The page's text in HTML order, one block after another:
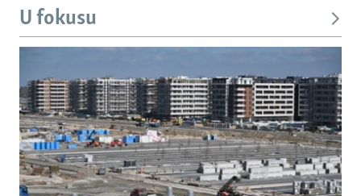
U fokusu